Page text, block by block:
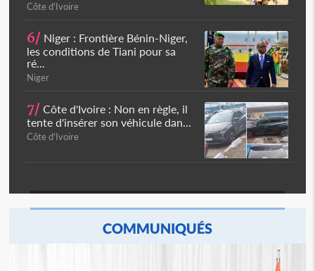
Côte d'Ivoire
6/ Niger : Frontière Bénin-Niger,
les conditions de Tiani pour sa
ré...
Niger
7/ Côte d'Ivoire : Non en règle, il
tente d'insérer son véhicule dan...
Côte d'Ivoire
COMMUNIQUÉS